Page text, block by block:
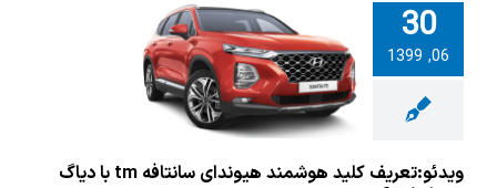
30
06, 1399کلید
هیوندای
سانتافه tm با دیاگ
ویدئو:تعریف کلید هوشمند هیوندای سانتافه tm با دیاگ